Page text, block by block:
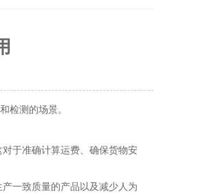
检测的场景。
于准确计算运费、确保货物安
一致质量的产品以及减少人为